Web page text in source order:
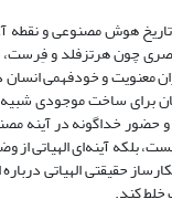
تاریخ هوش مصنوعی و
چون هرتزفلد و فِرست، به
معنویت و خودفهمی
به کارکرد؛ (3) بازتاب نیاز انسان به معنا،
بلکه آینه‌ای الهیاتی
حقیقتی الهیاتی
خلط کند.